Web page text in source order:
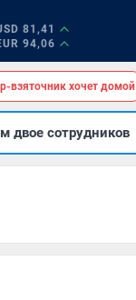
81,41
94,06
взяточник хочет домой
двое сотрудников